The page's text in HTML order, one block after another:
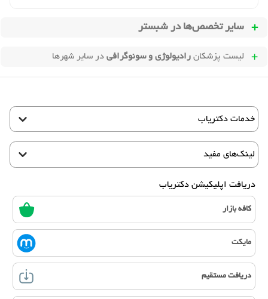
سایر تخصص‌ها در شبستر
لیست پزشکان رادیولوژی و سونوگرافی در سایر شهرها
خدمات دکتریاب
لینک‌های مفید
دریافت اپلیکیشن دکتریاب
کافه بازار
مایکت
دریافت مستقیم